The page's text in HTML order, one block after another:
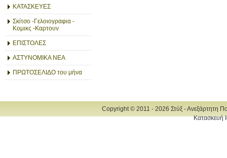
ΚΑΤΑΣΚΕΥΕΣ
Σκίτσο -Γελοιογραφια -
Κομικς -Καρτουν
ΕΠΙΣΤΟΛΕΣ
ΑΣΤΥΝΟΜΙΚΑ ΝΕΑ
ΠΡΩΤΟΣΕΛΙΔΟ του μήνα
Copyright © 2011 - 2026 Στύξ - Ανεξάρτητη
Κατασκευή